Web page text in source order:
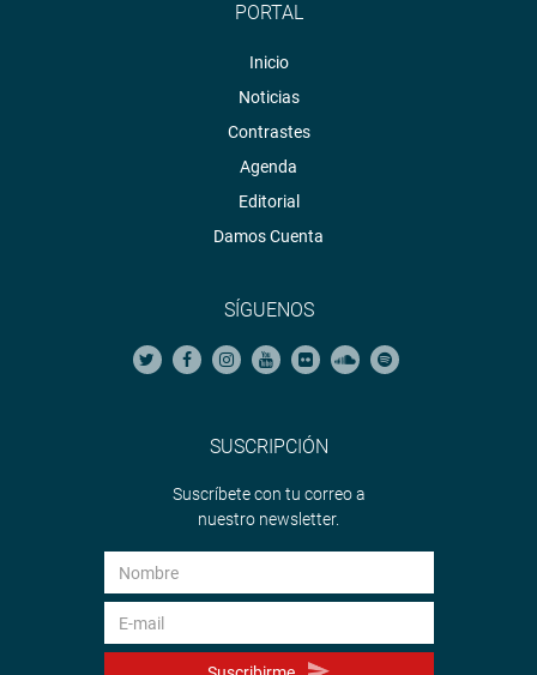
PORTAL
Inicio
Noticias
Contrastes
Agenda
Editorial
Damos Cuenta
SÍGUENOS
SUSCRIPCIÓN
Suscríbete con tu correo a
nuestro newsletter.